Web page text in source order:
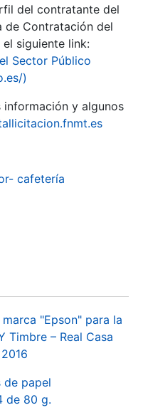
del contratante del
de Contratación del
siguiente link:
Sector Público
)
información y algunos
cafetería
"Epson" para la
Timbre – Real Casa
de papel
de 80 g.